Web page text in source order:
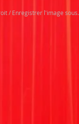
/ Enregistrer l'image sous.